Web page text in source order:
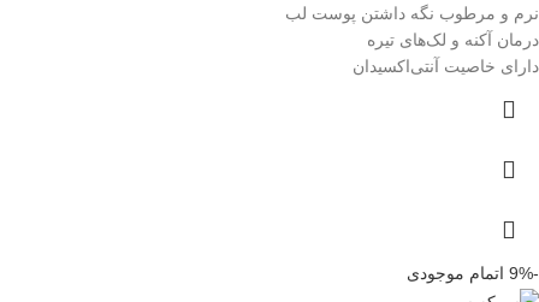
نرم و مرطوب نگه داشتن پوست لب
درمان آکنه و لک‌های تیره
دارای خاصیت آنتی‌اکسیدان
-9% اتمام موجودی